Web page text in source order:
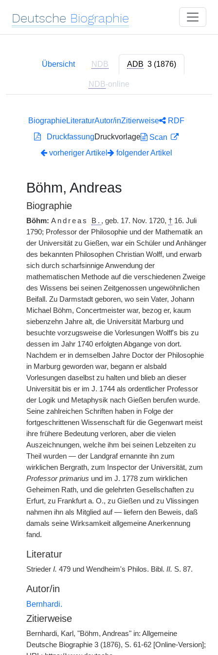
Deutsche Biographie
Übersicht NDB ADB 3 (1876)
NDB-online
BiographieLiteraturAutor/inZitierweise
RDF
DruckfassungDruckvorlage
Scan
vorheriger Artikel
folgender Artikel
Böhm, Andreas
Biographie
Böhm: Andreas B. , geb. 17. Nov. 1720, †16. Juli
1790; Professor der Philosophie und der Mathematik an
der Universität zu Gießen, war ein Schüler und Anhänger
des bekannten Philosophen Christian Wolff, und erwarb
sich durch scharfsinnige Anwendung der
mathematischen Methode auf die verschiedenen Zweige
des Wissens bei seinen Zeitgenossen ungewöhnlichen
Beifall. Zu Darmstadt geboren, wo sein Vater, Johann
Michael Böhm, Concertmeister war, bezog er, kaum
siebenzehn Jahre alt, die Universität Marburg und
besuchte vorzugsweise die Vorlesungen Wolff's bis zu
dessen im Jahr 1740 erfolgten Abgange von dort.
Nachdem er in demselben Jahre Doctor der Philosophie
in Marburg geworden war, begann er alsbald
Vorlesungen daselbst zu halten und blieb an dieser
Universität bis er im J. 1744 als ordentlicher Professor
der Logik und Metaphysik nach Gießen berufen wurde.
Seine zahlreichen Schriften haben in Folge der
fortgeschrittenen Wissenschaft für die Gegenwart meist
ihre frühere Bedeutung verloren, aber die vielen
Auszeichnungen, welche ihm bei seinen Lebzeiten zu
Theil wurden — der Landgraf ernannte ihn zum
wirklichen Bergrath, zum Inspector der Universität, zum
Professor primarius und im J. 1778 zum wirklichen
Geheimen Rath, und die gelehrten Gesellschaften zu
Erfurt, zu Frankfurt a. O., zu Gießen und zu Vlissingen
nahmen ihn als Mitglied auf — liefern den Beweis, daß
damals seine Wirksamkeit allgemeine Anerkennung
fand.
Literatur
Strieder I. 479 und Wendheim's Philos. Bibl. II. S. 87.
Autor/in
Bernhardi.
Zitierweise
Bernhardi, Karl, "Böhm, Andreas" in: Allgemeine
Deutsche Biographie 3 (1876), S. 61-62 [Online-Version];